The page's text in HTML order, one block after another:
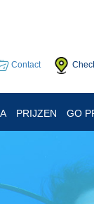
Contact
PRIJZEN GO